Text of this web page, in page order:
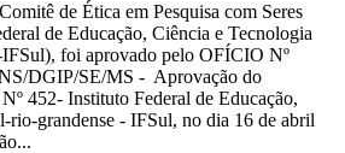
de Ética em Pesquisa com Seres
de Educação, Ciência e Tecnologia
foi aprovado pelo OFÍCIO Nº
DGIP/SE/MS - Aprovação do
452- Instituto Federal de Educação,
rio-grandense - IFSul, no dia 16 de abril